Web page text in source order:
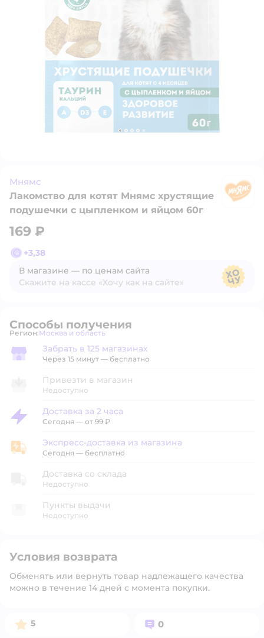
Мнямс
Лакомство для котят Мнямс хрустящие
подушечки с цыпленком и яйцом 60г
169 ₽
+3,38
В магазине — по ценам сайта
Скажите на кассе «Хочу как на сайте»
Способы получения
Регион: Выбор адреса доставки.
Москва и область
Забрать в магазине
Забрать в 125 магазинах
Через 15 минут — бесплатно
Привезти в магазин
Недоступно
Доставка за 2 часа
Доставка за 2 часа
Сегодня — от 99 ₽
Экспресс-доставка из магазина
Экспресс-доставка из магазина
Сегодня — бесплатно
Доставка со склада
Недоступно
Пункты выдачи
Недоступно
Условия возврата
Обменять или вернуть товар надлежащего качества
можно в течение 14 дней с момента покупки.
Рейтинг:
5 Вопросов:
0